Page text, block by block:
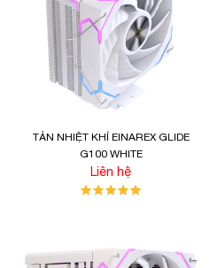
TẢN NHIỆT KHÍ EINAREX GLIDE
G100 WHITE
Liên hệ